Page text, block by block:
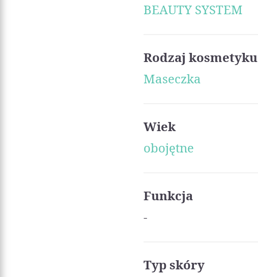
BEAUTY SYSTEM
Rodzaj kosmetyku
Maseczka
Wiek
obojętne
Funkcja
-
Typ skóry